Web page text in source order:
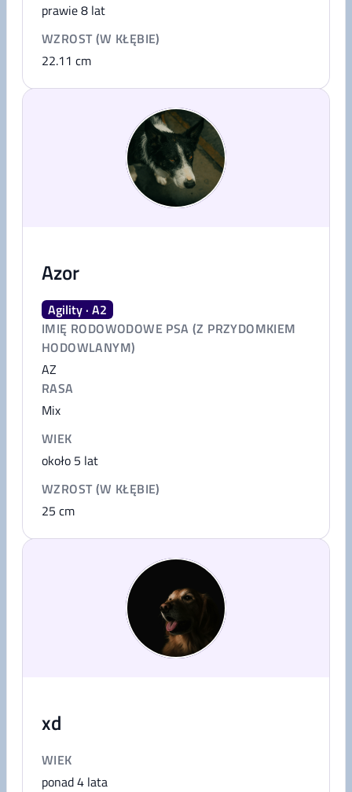
prawie 8 lat
WZROST (W KŁĘBIE)
22.11 cm
Azor
Agility · A2
IMIĘ RODOWODOWE PSA (Z PRZYDOMKIEM
HODOWLANYM)
AZ
RASA
Mix
WIEK
około 5 lat
WZROST (W KŁĘBIE)
25 cm
xd
WIEK
ponad 4 lata